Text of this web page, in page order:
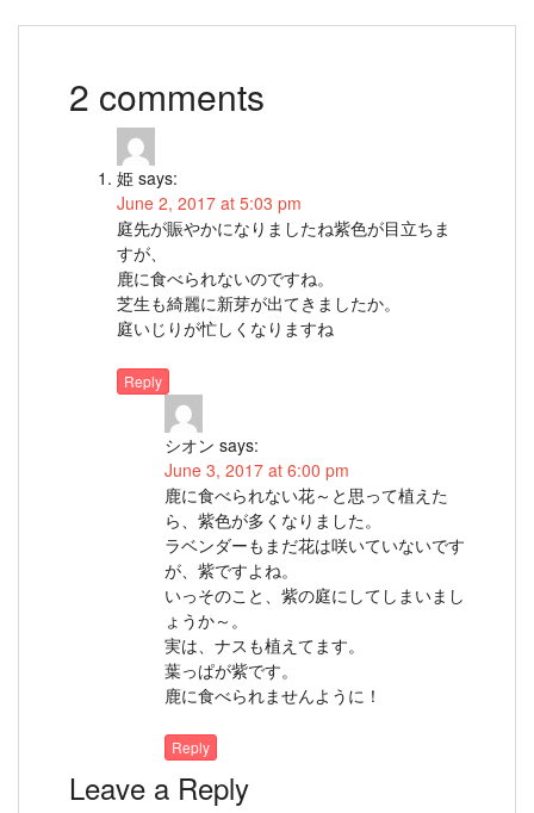
2 comments
姫 says:
June 2, 2017 at 5:03 pm
庭先が賑やかになりましたね紫色が目立ちま
すが、
鹿に食べられないのですね。
芝生も綺麗に新芽が出てきましたか。
庭いじりが忙しくなりますね
Reply
シオン says:
June 3, 2017 at 6:00 pm
鹿に食べられない花～と思って植えた
ら、紫色が多くなりました。
ラベンダーもまだ花は咲いていないです
が、紫ですよね。
いっそのこと、紫の庭にしてしまいまし
ょうか～。
実は、ナスも植えてます。
葉っぱが紫です。
鹿に食べられませんように！
Reply
Leave a Reply